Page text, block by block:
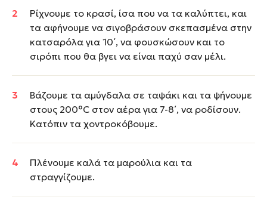
Ρίχνουμε το κρασί, ίσα που να τα καλύπτει, και
τα αφήνουμε να σιγοβράσουν σκεπασμένα στην
κατσαρόλα για 10΄, να φουσκώσουν και το
σιρόπι που θα βγει να είναι παχύ σαν μέλι.
Βάζουμε τα αμύγδαλα σε ταψάκι και τα ψήνουμε
στους 200°C στον αέρα για 7-8΄, να ροδίσουν.
Κατόπιν τα χοντροκόβουμε.
Πλένουμε καλά τα μαρούλια και τα
στραγγίζουμε.